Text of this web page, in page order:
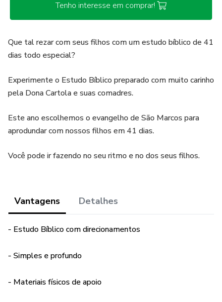
Tenho interesse em comprar!
Que tal rezar com seus filhos com um estudo bíblico de 41
dias todo especial?
Experimente o Estudo Bíblico preparado com muito carinho
pela Dona Cartola e suas comadres.
Este ano escolhemos o evangelho de São Marcos para
aprodundar com nossos filhos em 41 dias.
Você pode ir fazendo no seu ritmo e no dos seus filhos.
Vantagens Detalhes
- Estudo Bíblico com direcionamentos
- Simples e profundo
- Materiais físicos de apoio